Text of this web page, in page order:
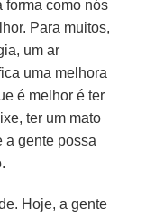
forma como nós
Para muitos,
um ar
uma melhora
é melhor é ter
ter um mato
a gente possa
Hoje, a gente